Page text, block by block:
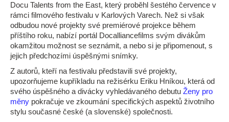
Docu Talents from the East, který proběhl šestého července v
rámci filmového festivalu v Karlových Varech. Než si však
odbudou nové projekty své premiérové projekce během
příštího roku, nabízí portál Docalliancefilms svým divákům
okamžitou možnost se seznámit, a nebo si je připomenout, s
jejich předchozími úspěšnými snímky.
Z autorů, kteří na festivalu představili své projekty,
upozorňujeme kupříkladu na režisérku Eriku Hníkou, která od
svého úspěšného a divácky vyhledávaného debutu Ženy pro
měny pokračuje ve zkoumání specifických aspektů životního
stylu současné české (a slovenské) společnosti.